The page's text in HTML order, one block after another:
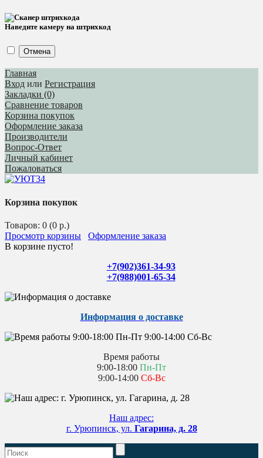
Наведите камеру на штрихкод
Отмена
Главная
Вход или Регистрация
Закладки (0)
Сравнение товаров
Корзина покупок
Оформление заказа
Производители
Вопрос-Ответ
Личный кабинет
Пожаловаться
Корзина покупок
Товаров: 0 (0 р.)
Просмотр корзины
Оформление заказа
В корзине пусто!
+7(902)361-34-93
+7(988)001-65-34
Информация о доставке
Время работы
9:00-18:00 Пн-Пт
9:00-14:00 Сб-Вс
Наш адрес:
г. Урюпинск, ул. Гагарина, д. 28